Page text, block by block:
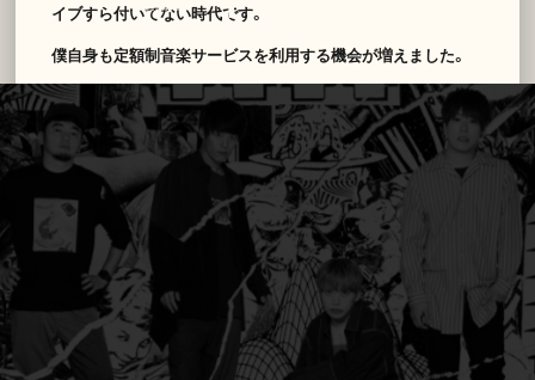
イブすら付いてない時代です。
僕自身も定額制音楽サービスを利用する機会が増えました。
だからこそパッケージで手にする喜びや封を開ける時のわく
わく感、モノとして所有する優越感を味わえる作品にしたく
て、かなり特殊な形にしてみました。
遊び心満載なこの形態は業界初の試みだと思います。
みなさん発売日を楽しみにしていて下さい。
GEN